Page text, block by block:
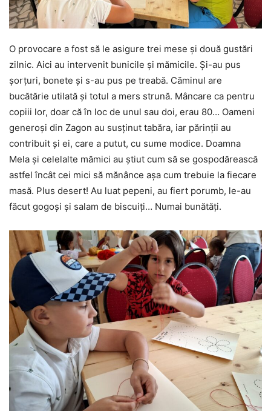
O provocare a fost să le asigure trei mese și două gustări
zilnic. Aici au intervenit bunicile și mămicile. Și-au pus
șorțuri, bonete și s-au pus pe treabă. Căminul are
bucătărie utilată și totul a mers strună. Mâncare ca pentru
copiii lor, doar că în loc de unul sau doi, erau 80… Oameni
generoși din Zagon au susținut tabăra, iar părinții au
contribuit și ei, care a putut, cu sume modice. Doamna
Mela și celelalte mămici au știut cum să se gospodărească
astfel încât cei mici să mănânce așa cum trebuie la fiecare
masă. Plus desert! Au luat pepeni, au fiert porumb, le-au
făcut gogoși și salam de biscuiți… Numai bunătăți.